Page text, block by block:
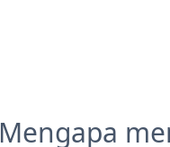
Mengapa